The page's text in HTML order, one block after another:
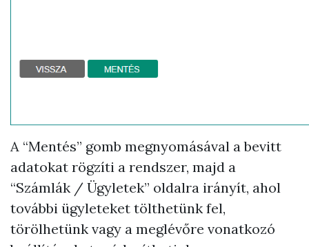
A “Mentés” gomb megnyomásával a bevitt
adatokat rögzíti a rendszer, majd a
“Számlák / Ügyletek” oldalra irányít, ahol
további ügyleteket tölthetünk fel,
törölhetünk vagy a meglévőre vonatkozó